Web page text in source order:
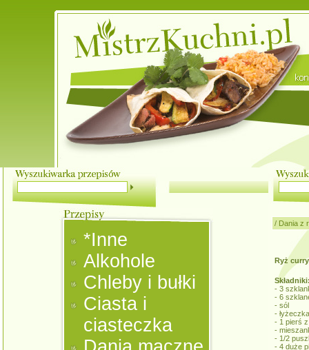
*Inne
Alkohole
Chleby i bułki
Ciasta i
ciasteczka
/ Dania z
Ryż
- 3
- 6
- sól
-
- 1 pierś
-
- 1/2
- 4 duże